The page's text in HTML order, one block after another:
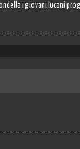
i giovani lucani